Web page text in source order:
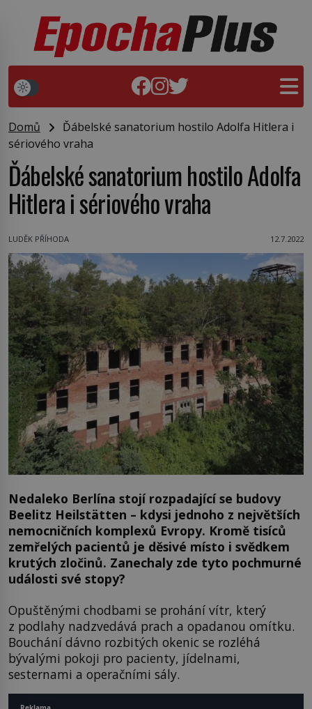
Domů
Ďábelské sanatorium hostilo Adolfa Hitlera i
sériového vraha
Ďábelské sanatorium hostilo Adolfa
Hitlera i sériového vraha
LUDĚK PŘÍHODA 12.7.2022
Nedaleko Berlína stojí rozpadající se budovy
Beelitz Heilstätten – kdysi jednoho z největších
nemocničních komplexů Evropy. Kromě tisíců
zemřelých pacientů je děsivé místo i svědkem
krutých zločinů. Zanechaly zde tyto pochmurné
události své stopy?
Opuštěnými chodbami se prohání vítr, který
z podlahy nadzvedává prach a opadanou omítku.
Bouchání dávno rozbitých okenic se rozléhá
bývalými pokoji pro pacienty, jídelnami,
sesternami a operačními sály.